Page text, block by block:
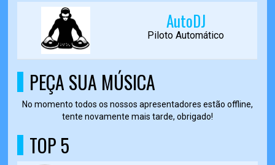
AutoDJ
Piloto Automático
PEÇA SUA MÚSICA
No momento todos os nossos apresentadores estão offline,
tente novamente mais tarde, obrigado!
TOP 5